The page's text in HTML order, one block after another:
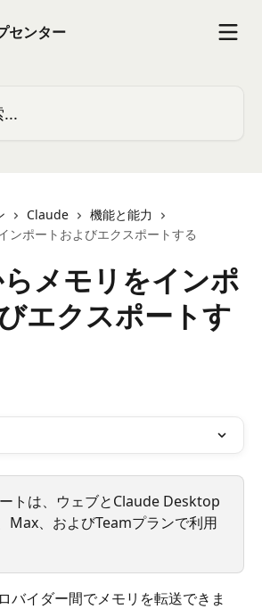
Claude
機能と能力
ンポートおよびエクスポートする
メモリをインポ
エクスポートす
トは、ウェブとClaude Desktop
Max、およびTeamプランで利用
バイダー間でメモリを転送できま